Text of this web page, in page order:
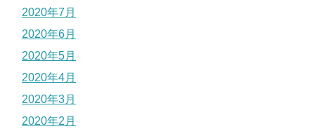
2020年7月
2020年6月
2020年5月
2020年4月
2020年3月
2020年2月